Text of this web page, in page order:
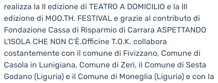
realizza la II edizione di TEATRO A DOMICILIO e la III
edizione di MOO.TH. FESTIVAL e grazie al contributo di
Fondazione Cassa di Risparmio di Carrara ASPETTANDO
L'ISOLA CHE NON C'È.Officine T.O.K. collabora
costantemente con il comune di Fivizzano, Comune di
Casola in Lunigiana, Comune di Zeri, il Comune di Sesta
Godano (Liguria) e il Comune di Moneglia (Liguria) e con la